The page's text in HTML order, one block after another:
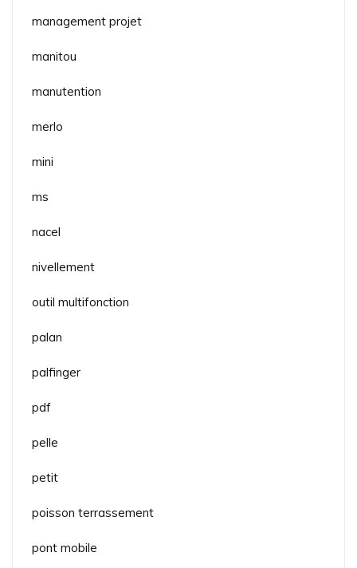
management projet
manitou
manutention
merlo
mini
ms
nacel
nivellement
outil multifonction
palan
palfinger
pdf
pelle
petit
poisson terrassement
pont mobile